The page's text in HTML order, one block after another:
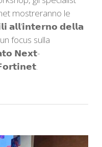
mostreranno le
𝗱𝗲𝗹𝗹𝗮
focus sulla
𝗡𝗲𝘅𝘁-